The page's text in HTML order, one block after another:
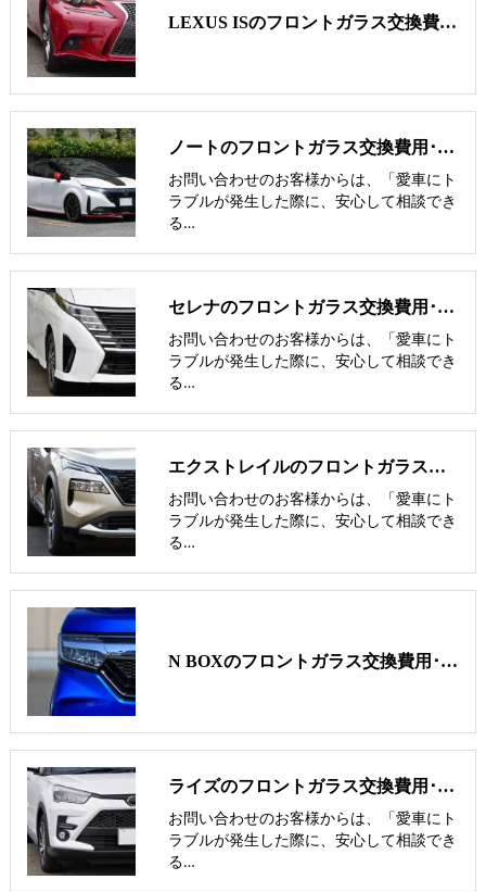
LEXUS ISのフロントガラス交換費用･飛び石修理費用･低価格ガラス紹介
ノートのフロントガラス交換費用･飛び石修理費用･低価格ガラス紹介
お問い合わせのお客様からは、「愛車にト
ラブルが発生した際に、安心して相談でき
る…
セレナのフロントガラス交換費用･飛び石修理費用･低価格ガラス紹介
お問い合わせのお客様からは、「愛車にト
ラブルが発生した際に、安心して相談でき
る…
エクストレイルのフロントガラス交換費用･飛び石修理費用･低価格ガラス紹介
お問い合わせのお客様からは、「愛車にト
ラブルが発生した際に、安心して相談でき
る…
N BOXのフロントガラス交換費用･飛び石修理費用･低価格ガラス紹介
ライズのフロントガラス交換費用･飛び石修理費用･低価格ガラス紹介
お問い合わせのお客様からは、「愛車にト
ラブルが発生した際に、安心して相談でき
る…